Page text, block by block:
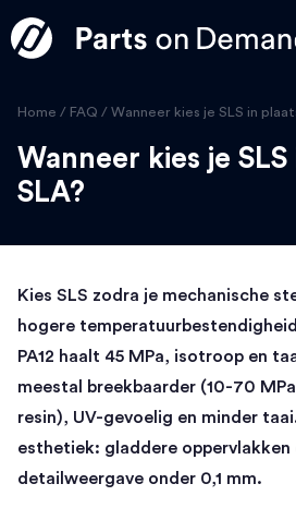
Home / FAQ / Wanneer kies je SLS in
Wanneer kies je
SLA?
Kies SLS zodra je mechanische
hogere
PA12 haalt 45 MPa, isotroop en
meestal breekbaarder (10-70
resin), UV-gevoelig en minder
esthetiek: gladdere
detailweergave onder 0,1 mm.